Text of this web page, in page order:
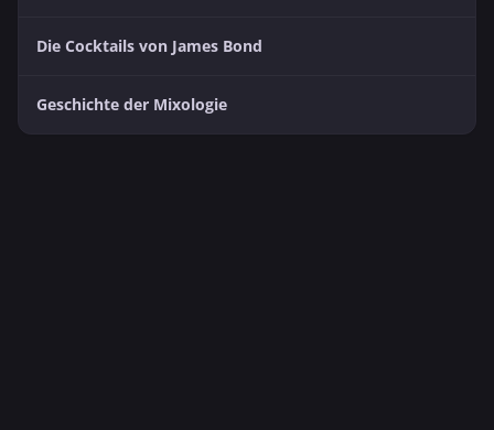
Die Cocktails von James Bond
Geschichte der Mixologie